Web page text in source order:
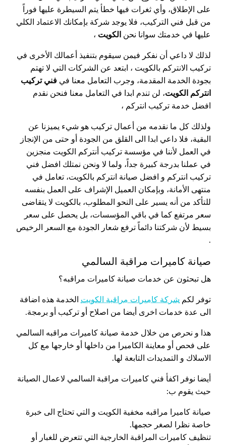
على الإطلاق، وأي ثغرات فيها خطأ يتم السيطرة عليها فوراً
من قبل فني التركيب، فلا يوجد شركة بإمكانك الاعتماد الكلي
عليها في خدمتك سوانا نحن
الكويت ،
لذلك لا داعي أن نفكر فيمن سيقوم بتنفيذ أعمالك الأخرى في
تركيب الانتركم بالكويت ، ابتعد عن الشركات التي لا تهتم
بجودة الخدمة المقدمة، وجرب التعامل معنا في فني تركيب
انتركم الكويت، لن تندم ابدا في التعامل معنا فنحن نقدم
افضل خدمة تركيب انتركم ،
ولذلك كل ما نقدمه من أعمال تركيب هو شيء يميزنا عن
البقية، فلا داعي ابدا الى القلق من الجودة أو حتى من الإنجاز
في العمل لأننا في مؤسسة تركيب أنتركم الكويت منجزين
في عملنا بدرجة كبيرة جداً، ولما لا ونحن نمتلك افضل فني
تركيب انتركم و افضل صيانة انتركم بالكويت، تعامل في
منتهى الأمانة، وبإمكان العميل الإشراف على العمل بنفسه
للتأكد من أنه يسير على النحو المطلوب، بالكويت لا يتقاضى
سعر مرتفع كما في باقي المؤسسات، بل يحصل على سعر
بسيط لأن شركتنا دائماً ترفع شعار الجودة مع السعر الرخيص
.
صيانة كاميرات مراقبة السالمي
هل تبحثون عن خدمات صيانة كاميرات مراقبه؟
توفر لكم شركة كاميرات مراقبة الكويت الخدمة هذه اضافة
الى عدة خدمات اخرى أيضا من اصلاح أو تركيب أو برمجة.
هذا و نحرص من خلال خدمة صيانة كاميرات مراقبه السالمي
على فحص أو معاينة الكاميرا من داخلها أو خارجها مع كل
الاسلاك و التمديدات التابعة لها.
أيضا نوفر اكفأ فني كاميرات مراقبة السالمي لاعمال الصيانة
حيث يقوم ب:
صيانة كاميرا مراقبه مخفية الكويت و التي تحتاج الى خبرة
خاصة نظرا لصغر حجمها.
تنظيف كاميرات المراقبة الخارجية التي تتعرض للغبار أو